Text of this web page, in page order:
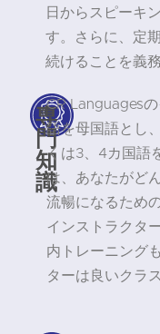
日からスピーキ
す。さらに、定
続けることを義
専
門
知
識
CR Languages
語を母国語とし
くは3、4カ国語
は、あなたがど
流暢になるため
インストラクタ
内トレーニング
ターは良いクラ